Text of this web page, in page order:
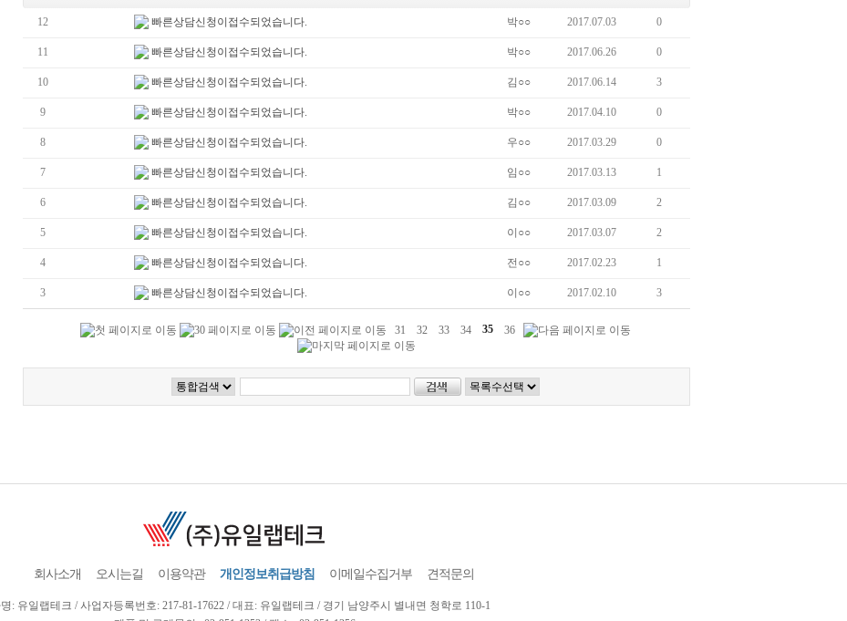
- 성명, 아이디, 비밀번호 : 회원제 서비스 이용에 따른 본인 식별 절차에 이용
- 이메일주소, 이메일 수신여부, 전화번호 : 고지사항 전달, 본인 의사 확인, 불만 처리 등 원활한 의사소통 경로의 확보, 새로운 서비스/신상
품이나 이벤트 정보의 안내
- 주소, 전화번호 : 경품과 쇼핑 물품 배송에 대한 정확한 배송지의 확보
- 비밀번호 힌트용 질문과 답변 : 비밀번호를 잊은 경우의 신속한 처리를 위한 내용
- 그 외 선택항목 : 개인맞춤 서비스를 제공하기 위한 자료
건강상태 및 성생활 등)는 수집하지 않습니다.
개인정보의 보유기간 및 이용기간
① 귀하의 개인정보는 다음과 같이 개인정보의 수집목적 또는 제공받은 목적이 달성되면 파기됩니다. 단, 상법 등 관련법령의 규정에 의하
여 다음과 같이 거래 관련 권리 의무 관계의 확인 등을 이유로 일정기간 보유하여야 할 필요가 있을 경우에는 일정기간 보유합니다.
- 회원가입정보의 경우, 회원가입을 탈퇴하거나 회원에서 제명된 경우 등 일정한 사전에 보유목적, 기간 및 보유하는 개인정보 항목을 명
시하여 동의를 구합니다.
- 대금결제 및 재화등의 공급에 관한 기록 : 5년
- 소비자의 불만 또는 분쟁처리에 관한 기록 : 3년
필수 개인정보 수집을 동의하지 않는 경우
① 귀하의 개인정보 수집을 거부할 수 있는 권리가 있으며 이 경우 당사의 회원전용 서비스 또는 고객 문의사항에 대한 답변이 필수인 코너
를 이용하는데 있어 회원 가입 또는 게시물 등록이 불가능 할 수 있습니다.
12 빠른상담신청이접수되었습니다. 박○○ 2017.07.03 0
11 빠른상담신청이접수되었습니다. 박○○ 2017.06.26 0
10 빠른상담신청이접수되었습니다. 김○○ 2017.06.14 3
9 빠른상담신청이접수되었습니다. 박○○ 2017.04.10 0
8 빠른상담신청이접수되었습니다. 우○○ 2017.03.29 0
7 빠른상담신청이접수되었습니다. 임○○ 2017.03.13 1
6 빠른상담신청이접수되었습니다. 김○○ 2017.03.09 2
5 빠른상담신청이접수되었습니다. 이○○ 2017.03.07 2
4 빠른상담신청이접수되었습니다. 전○○ 2017.02.23 1
3 빠른상담신청이접수되었습니다. 이○○ 2017.02.10 3
31 32 33 34 35 36
회사소개 오시는길 이용약관 개인정보취급방침 이메일수집거부 견적문의
: 유일랩테크 / 사업자등록번호: 217-81-17622 / 대표: 유일랩테크 / 경기 남양주시 별내면 청학로 110-1­